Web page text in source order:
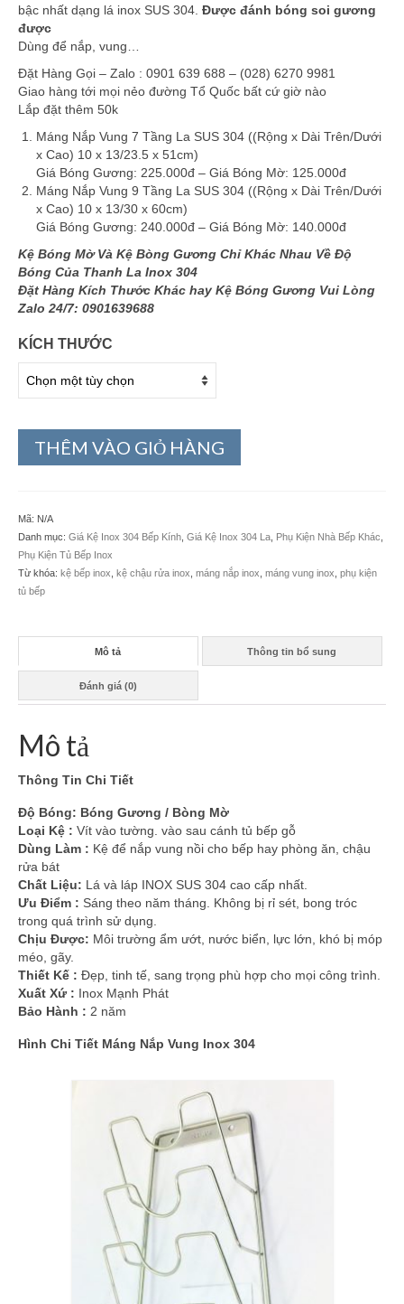
bậc nhất dạng lá inox SUS 304. Được đánh bóng soi gương
được
Dùng để nắp, vung…
Đặt Hàng Gọi – Zalo : 0901 639 688 – (028) 6270 9981
Giao hàng tới mọi nẻo đường Tổ Quốc bất cứ giờ nào
Lắp đặt thêm 50k
Máng Nắp Vung 7 Tầng La SUS 304 ((Rộng x Dài Trên/Dưới
x Cao) 10 x 13/23.5 x 51cm)
Giá Bóng Gương: 225.000đ – Giá Bóng Mờ: 125.000đ
Máng Nắp Vung 9 Tầng La SUS 304 ((Rộng x Dài Trên/Dưới
x Cao) 10 x 13/30 x 60cm)
Giá Bóng Gương: 240.000đ – Giá Bóng Mờ: 140.000đ
Kệ Bóng Mờ Và Kệ Bòng Gương Chỉ Khác Nhau Về Độ
Bóng Của Thanh La Inox 304
Đặt Hàng Kích Thước Khác hay Kệ Bóng Gương Vui Lòng
Zalo 24/7: 0901639688
KÍCH THƯỚC
THÊM VÀO GIỎ HÀNG
Mã: N/A
Danh mục: Giá Kệ Inox 304 Bếp Kính Giá Kệ Inox 304 La Phụ Kiện Nhà Bếp Khác
Phụ Kiện Tủ Bếp Inox
Từ khóa: kệ bếp inox kệ chậu rửa inox máng nắp inox máng vung inox phụ kiện
tủ bếp
Mô tả Thông tin bổ sung
Đánh giá (0)
Mô tả
Thông Tin Chi Tiết
Độ Bóng: Bóng Gương / Bòng Mờ
Loại Kệ : Vít vào tường. vào sau cánh tủ bếp gỗ
Dùng Làm : Kệ để nắp vung nồi cho bếp hay phòng ăn, chậu
rửa bát
Chất Liệu: Lá và láp INOX SUS 304 cao cấp nhất.
Ưu Điểm : Sáng theo năm tháng. Không bị rỉ sét, bong tróc
trong quá trình sử dụng.
Chịu Được: Môi trường ẩm ướt, nước biển, lực lớn, khó bị móp
méo, gãy.
Thiết Kế : Đẹp, tinh tế, sang trọng phù hợp cho mọi công trình.
Xuất Xứ : Inox Mạnh Phát
Bảo Hành : 2 năm
Hình Chi Tiết Máng Nắp Vung Inox 304